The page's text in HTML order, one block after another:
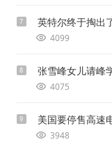
7 英特尔终于掏出
4099
8 张雪峰女儿请峰
4075
9 美国要停售高速
3948